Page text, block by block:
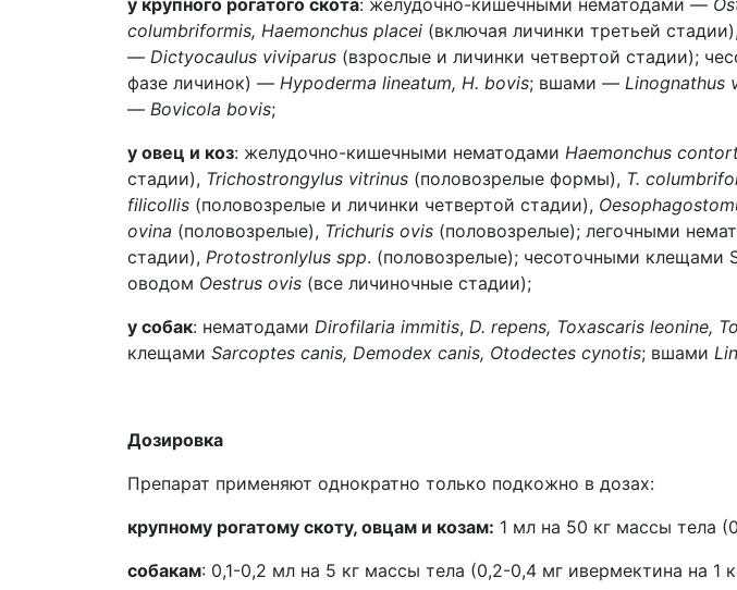
у крупного рогатого скота: желудочно-кишечными нематодами —
columbriformis, Haemonchus placei (включая личинки третьей стадии),
— Dictyocaulus viviparus (взрослые и личинки четвертой стадии);
фазе личинок) — Hypoderma lineatum, H. bovis; вшами — Linognathus
— Bovicola bovis;
у овец и коз: желудочно-кишечными нематодами Haemonchus
стадии), Trichostrongylus vitrinus (половозрелые формы), T.
filicollis (половозрелые и личинки четвертой стадии),
ovina (половозрелые), Trichuris ovis (половозрелые); легочными
стадии), Protostronlylus spp. (половозрелые); чесоточными клещами
оводом Oestrus ovis (все личиночные стадии);
у собак: нематодами Dirofilaria immitis, D. repens, Toxascaris leonine,
клещами Sarcoptes canis, Demodex canis, Otodectes cynotis; вшами
Дозировка
Препарат применяют однократно только подкожно в дозах:
крупному рогатому скоту, овцам и козам: 1 мл на 50 кг массы тела
собакам: 0,1-0,2 мл на 5 кг массы тела (0,2-0,4 мг ивермектина на 1